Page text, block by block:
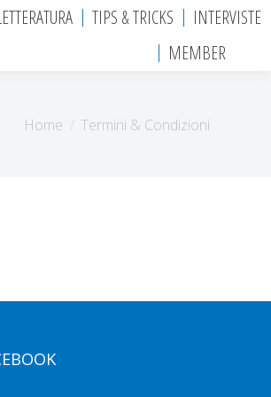
TIPS & TRICKS
INTERVISTE
MEMBER
Tu sei qui:
Home Termini & Condizioni